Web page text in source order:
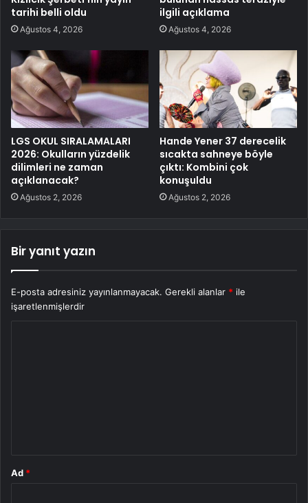
tarihi belli oldu
Ağustos 4, 2026
ilgili açıklama
Ağustos 4, 2026
LGS OKUL SIRALAMALARI
2026: Okulların yüzdelik
dilimleri ne zaman
açıklanacak?
Ağustos 2, 2026
Hande Yener 37 derecelik
sıcakta sahneye böyle
çıktı: Kombini çok
konuşuldu
Ağustos 2, 2026
Bir yanıt yazın
E-posta adresiniz yayınlanmayacak. Gerekli alanlar * ile
işaretlenmişlerdir
Ad *